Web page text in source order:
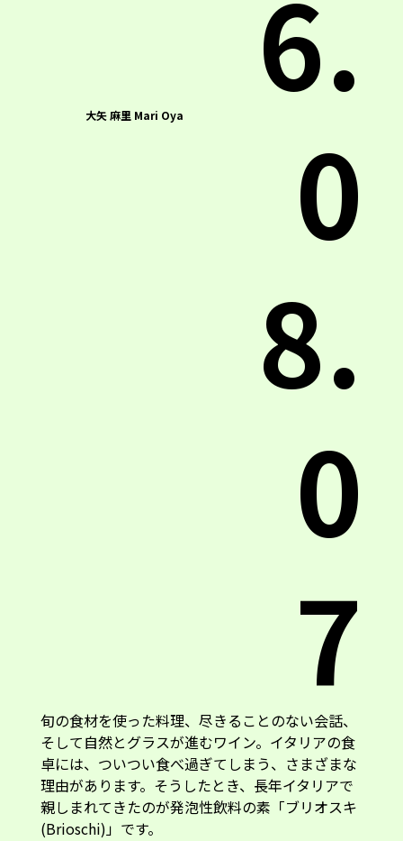
大矢 麻里 Mari Oya
6.
0
8.
0
7
旬の食材を使った料理、尽きることのない会話、
そして自然とグラスが進むワイン。イタリアの食
卓には、ついつい食べ過ぎてしまう、さまざまな
理由があります。そうしたとき、長年イタリアで
親しまれてきたのが発泡性飲料の素「ブリオスキ
(Brioschi)」です。